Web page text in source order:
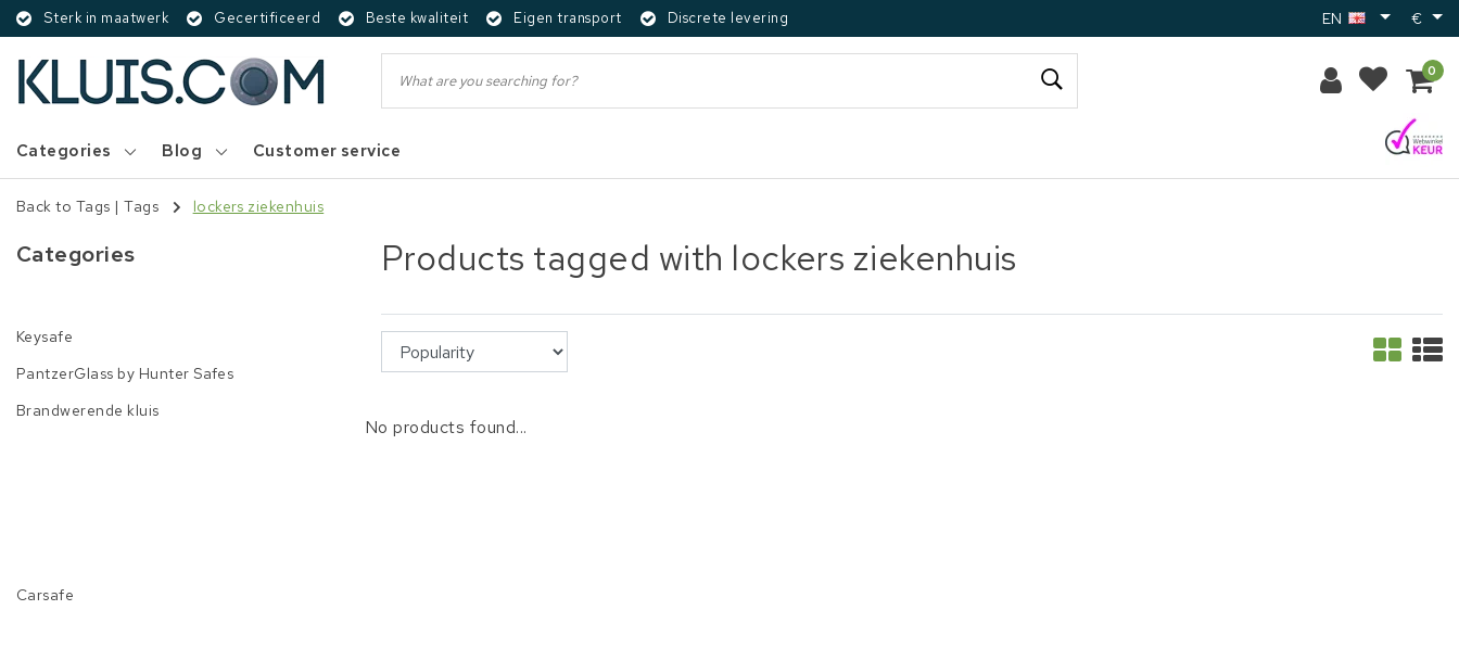
Sterk in maatwerk Gecertificeerd Beste kwaliteit Eigen transport Discrete levering EN €
0
Categories Blog Customer service
Back to Tags |Tags lockers ziekenhuis
Categories
Keysafe
PantzerGlass by Hunter Safes
Brandwerende kluis
Carsafe
Products tagged with lockers ziekenhuis
No products found...